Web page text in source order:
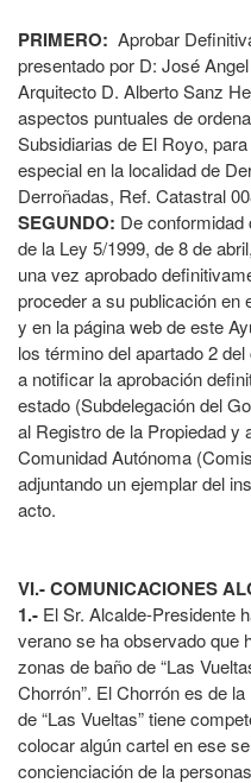
PRIMERO: Aprobar
presentado por D: José
Arquitecto D. Alberto Sanz
aspectos puntuales de
Subsidiarias de El Royo,
especial en la localidad de
Derroñadas, Ref. Catastral
SEGUNDO: De conformidad
de la Ley 5/1999, de 8 de
una vez aprobado
proceder a su publicación en
y en la página web de este
los término del apartado 2
a notificar la aprobación
estado (Subdelegación del
al Registro de la Propiedad y
Comunidad Autónoma
adjuntando un ejemplar del
acto.
VI.- COMUNICACIONES
1.- El Sr. Alcalde-Presidente
verano se ha observado que
zonas de baño de “Las
Chorrón”. El Chorrón es de
de “Las Vueltas” tiene
colocar algún cartel en ese
concienciación de la